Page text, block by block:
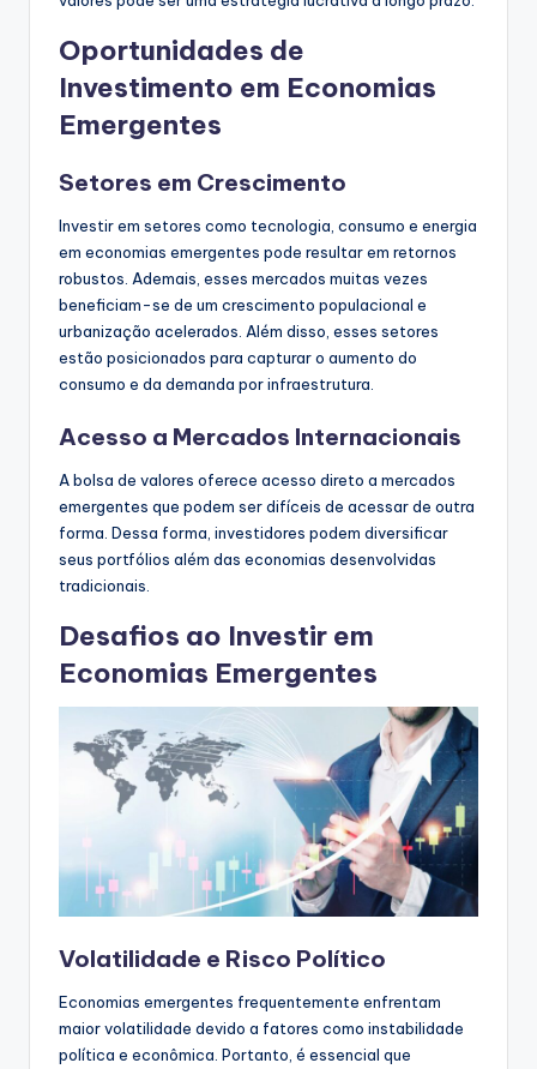
Oportunidades de
Investimento em Economias
Emergentes
Setores em Crescimento
Investir em setores como tecnologia, consumo e energia
em economias emergentes pode resultar em retornos
robustos. Ademais, esses mercados muitas vezes
beneficiam-se de um crescimento populacional e
urbanização acelerados. Além disso, esses setores
estão posicionados para capturar o aumento do
consumo e da demanda por infraestrutura.
Acesso a Mercados Internacionais
A bolsa de valores oferece acesso direto a mercados
emergentes que podem ser difíceis de acessar de outra
forma. Dessa forma, investidores podem diversificar
seus portfólios além das economias desenvolvidas
tradicionais.
Desafios ao Investir em
Economias Emergentes
Volatilidade e Risco Político
Economias emergentes frequentemente enfrentam
maior volatilidade devido a fatores como instabilidade
política e econômica. Portanto, é essencial que